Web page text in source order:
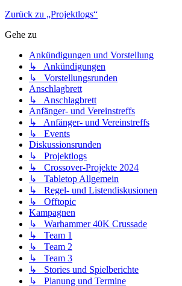
Zurück zu „Projektlogs“
Gehe zu
Ankündigungen und Vorstellung
↳ Ankündigungen
↳ Vorstellungsrunden
Anschlagbrett
↳ Anschlagbrett
Anfänger- und Vereinstreffs
↳ Anfänger- und Vereinstreffs
↳ Events
Diskussionsrunden
↳ Projektlogs
↳ Crossover-Projekte 2024
↳ Tabletop Allgemein
↳ Regel- und Listendiskusionen
↳ Offtopic
Kampagnen
↳ Warhammer 40K Crussade
↳ Team 1
↳ Team 2
↳ Team 3
↳ Stories und Spielberichte
↳ Planung und Termine